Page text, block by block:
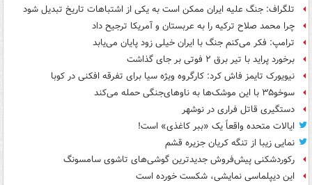
تلگراف: جنگ علیه ایران ممکن است به یکی از اشتباهات تاریخ تبدیل شود
چرا محمد صلاح ترکیه را به عربستان و آمریکا ترجیح داد
ترامپ: فکر می‌کنم جنگ با ایران خیلی زود پایان می‌یابد
برخورد پراید با تیر برق ۲ فوتی بر جای گذاشت
نیویورک تایمز فاش کرد: کارگروه ویژه سیا برای تفرقه افکنی در کوبا
سوخو۳۵ با این موشک‌ها به ناوهای‌جنگی حمله می‌کند
دستگیری قاتل فراری در نوشهر
ایالات متحده واقعاً یک «ببر کاغذی» است!
نمایی زیبا از تنگه کریان جزیره قشم
رکوردشکنی پیش‌فروش جدیدترین گوشی‌های تاشوی سامسونگ
این دیپلماسی نمایشی، شکست خورده است